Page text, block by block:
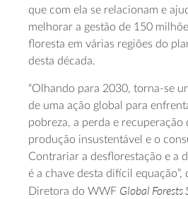
que com ela se relacionam e
melhorar a gestão de 150
floresta em várias regiões do
desta década.
“Olhando para 2030, torna-se
de uma ação global para
pobreza, a perda e recuperação
produção insustentável e o
Contrariar a desflorestação e a
é a chave desta difícil equação”,
Diretora do WWF Global